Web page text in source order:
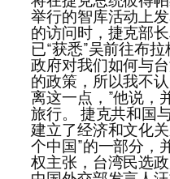
举行的智库活动上
的访问时，捷克部
已“获悉”吴前往布
政府对我们如何与
的政策，所以我不
离这一点，”他说，
旅行。 捷克共和国
建立了经济和文化
个中国”的一部分，
权主张，台湾民选